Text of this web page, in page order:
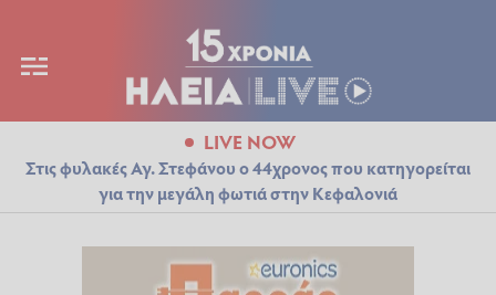
LIVE NOW
Στις φυλακές Αγ. Στεφάνου ο 44χρονος που κατηγορείται
για την μεγάλη φωτιά στην Κεφαλονιά